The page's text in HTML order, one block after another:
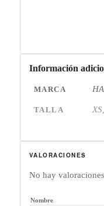
Información
MARCA
TALLA
VALORACIONES
No hay
Nombre